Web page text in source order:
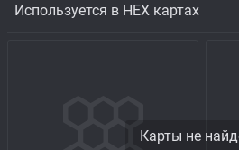
Используется в HEX картах
Карты не